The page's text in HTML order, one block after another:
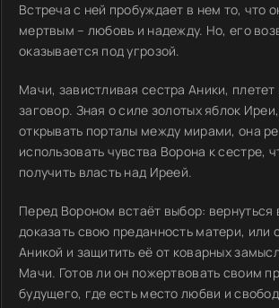
Встреча с ней пробуждает в нем то, что
мертвым – любовь и надежду. Но, его
оказывается под угрозой.
Мачи, завистливая сестра Аники, плетет
заговор. Зная о силе золотых яблок
открывать порталы между мирами, она
использовать чувства Ворона к сестре,
получить власть над Иреей.
Перед Вороном встаёт выбор:
доказать свою преданность матери, или
Аникой и защитить её от коварных
Мачи. Готов ли он пожертвовать своим
будущего, где есть место любви и